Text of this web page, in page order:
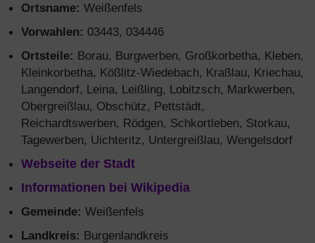
Ortsname: Weißenfels
Vorwahlen: 03443, 034446
Ortsteile: Borau, Burgwerben, Großkorbetha, Kleben,
Kleinkorbetha, Kößlitz-Wiedebach, Kraßlau, Kriechau,
Langendorf, Leina, Leißling, Lobitzsch, Markwerben,
Obergreißlau, Obschütz, Pettstädt,
Reichardtswerben, Rödgen, Schkortleben, Storkau,
Tagewerben, Uichteritz, Untergreißlau, Wengelsdorf
Webseite der Stadt
Informationen bei Wikipedia
Gemeinde: Weißenfels
Landkreis: Burgenlandkreis